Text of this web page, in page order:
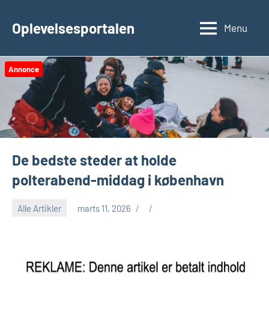
Oplevelsesportalen Menu
Annonce
De bedste steder at holde
polterabend-middag i københavn
Alle Artikler marts 11, 2026